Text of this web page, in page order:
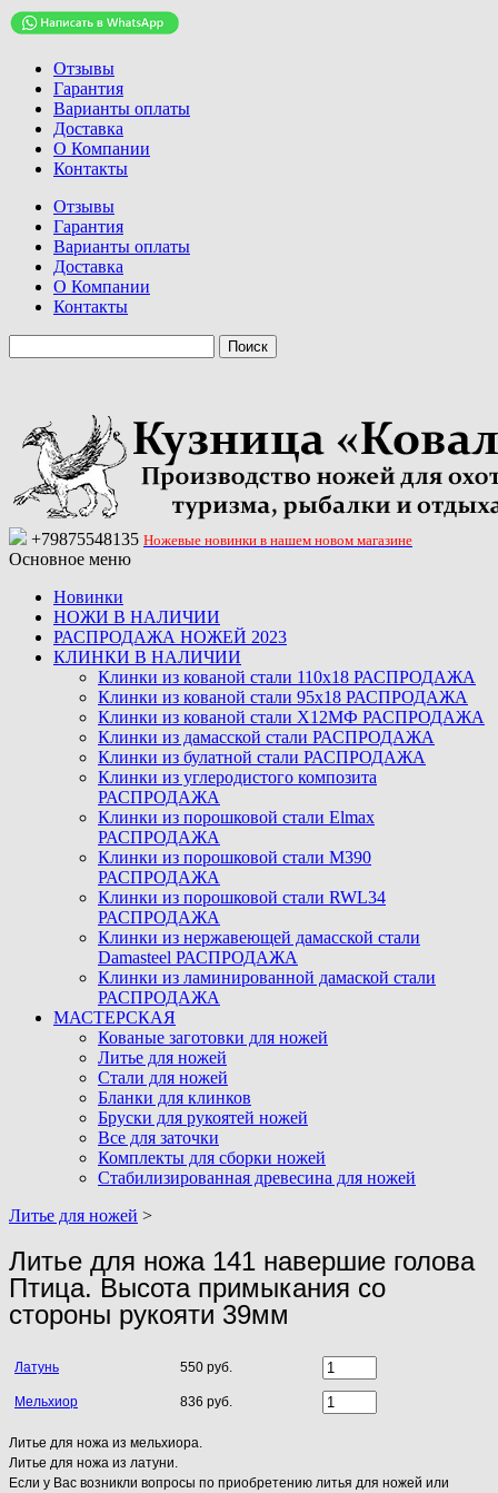
Отзывы
Гарантия
Варианты оплаты
Доставка
О Компании
Контакты
Отзывы
Гарантия
Варианты оплаты
Доставка
О Компании
Контакты
+79875548135 Ножевые новинки в нашем новом магазине
Основное меню
Новинки
НОЖИ В НАЛИЧИИ
РАСПРОДАЖА НОЖЕЙ 2023
КЛИНКИ В НАЛИЧИИ
Клинки из кованой стали 110х18 РАСПРОДАЖА
Клинки из кованой стали 95х18 РАСПРОДАЖА
Клинки из кованой стали Х12МФ РАСПРОДАЖА
Клинки из дамасской стали РАСПРОДАЖА
Клинки из булатной стали РАСПРОДАЖА
Клинки из углеродистого композита
РАСПРОДАЖА
Клинки из порошковой стали Elmax
РАСПРОДАЖА
Клинки из порошковой стали M390
РАСПРОДАЖА
Клинки из порошковой стали RWL34
РАСПРОДАЖА
Клинки из нержавеющей дамасской стали
Damasteel РАСПРОДАЖА
Клинки из ламинированной дамаской стали
РАСПРОДАЖА
МАСТЕРСКАЯ
Кованые заготовки для ножей
Литье для ножей
Стали для ножей
Бланки для клинков
Бруски для рукоятей ножей
Все для заточки
Комплекты для сборки ножей
Стабилизированная древесина для ножей
Литье для ножей >
Литье для ножа 141 навершие голова
Птица. Высота примыкания со
стороны рукояти 39мм
Латунь 550 руб.
Мельхиор 836 руб.
Литье для ножа из мельхиора.
Литье для ножа из латуни.
Если у Вас возникли вопросы по приобретению литья для ножей или